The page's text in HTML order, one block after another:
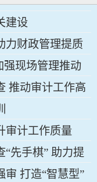
建设
力财政管理提质
强现场管理推动
推动审计工作高
审计工作质量
先手棋” 助力提
打造“智慧型”